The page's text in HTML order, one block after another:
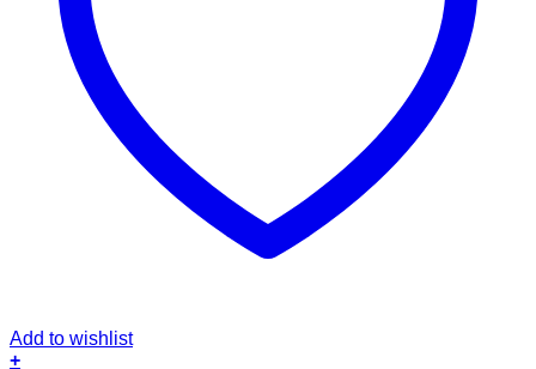
Add to wishlist
+